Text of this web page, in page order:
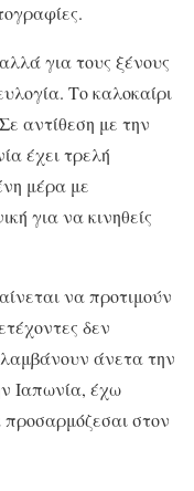
για τους ξένους
Το καλοκαίρι
αντίθεση με την
έχει τρελή
μέρα με
για να κινηθείς
να προτιμούν
δεν
άνετα την
Ιαπωνία, έχω
προσαρμόζεσαι στον